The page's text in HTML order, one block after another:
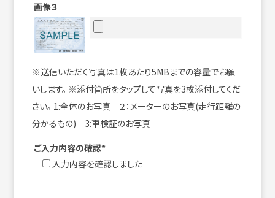
画像３
※送信いただく写真は1枚あたり5MBまでの容量でお願
いします。 ※添付箇所をタップして写真を3枚添付してくだ
さい。 1:全体のお写真 ２：メーターのお写真(走行距離の
分かるもの) 3:車検証のお写真
ご入力内容の確認*
入力内容を確認しました